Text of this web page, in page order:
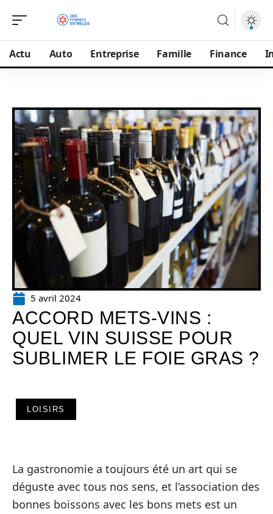
Actu Auto Entreprise Famille Finance
5 avril 2024
ACCORD METS-VINS :
QUEL VIN SUISSE POUR
SUBLIMER LE FOIE GRAS ?
LOISIRS
La gastronomie a toujours été un art qui se
déguste avec tous nos sens, et l’association des
bonnes boissons avec les bons mets est un